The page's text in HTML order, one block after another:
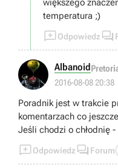
większego
temperatura ;)
Odpowiedz 
Albanoid
2016-08-08 20:38
Poradnik jest w trakcie
komentarzach co
Jeśli chodzi o chłodnię
Odpowiedz  Forum